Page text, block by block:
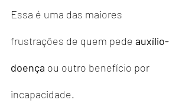
Essa é uma das maiores
frustrações de quem pede auxílio-
doença ou outro benefício por
incapacidade.